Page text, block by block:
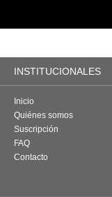
INSTITUCIONALES
Inicio
Quiénes somos
Suscripción
FAQ
Contacto